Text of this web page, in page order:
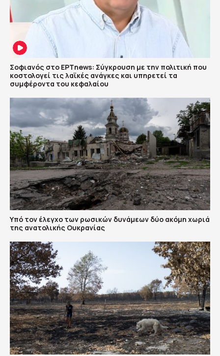
Σοφιανός στο ΕΡΤnews: Σύγκρουση με την πολιτική που
κοστολογεί τις λαϊκές ανάγκες και υπηρετεί τα
συμφέροντα του κεφαλαίου
Υπό τον έλεγχο των ρωσικών δυνάμεων δύο ακόμη χωριά
της ανατολικής Ουκρανίας